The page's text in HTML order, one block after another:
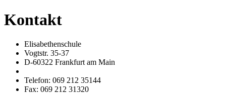
Kontakt
Elisabethenschule
Vogtstr. 35-37
D-60322 Frankfurt am Main
Telefon: 069 212 35144
Fax: 069 212 31320